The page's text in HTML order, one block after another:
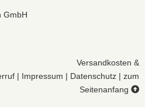
GmbH
Versandkosten &
| Impressum | Datenschutz | zum
Seitenanfang